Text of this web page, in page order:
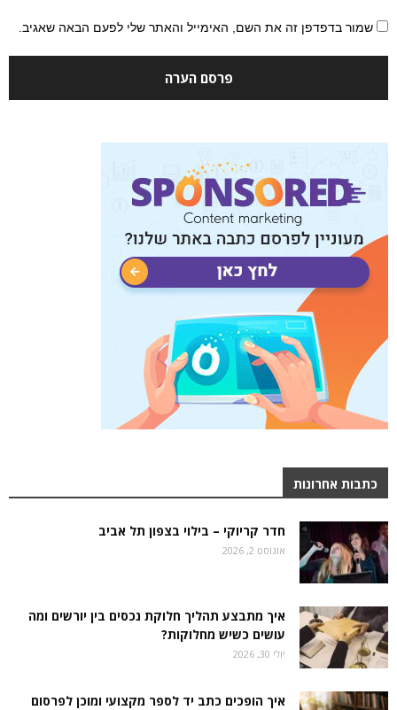
שמור בדפדפן זה את השם, האימייל והאתר שלי לפעם הבאה שאגיב.
כתבות אחרונות
חדר קריוקי – בילוי בצפון תל אביב
אוגוסט 2, 2026
איך מתבצע תהליך חלוקת נכסים בין יורשים ומה
עושים כשיש מחלוקות?
יולי 30, 2026
איך הופכים כתב יד לספר מקצועי ומוכן לפרסום